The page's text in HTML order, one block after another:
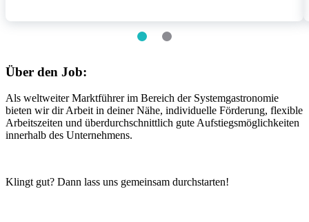
item
item
of
Über den Job:
Als weltweiter Marktführer im Bereich der Systemgastronomie
bieten wir dir Arbeit in deiner Nähe, individuelle Förderung, flexible
Arbeitszeiten und überdurchschnittlich gute Aufstiegsmöglichkeiten
innerhalb des Unternehmens.
Klingt gut? Dann lass uns gemeinsam durchstarten!